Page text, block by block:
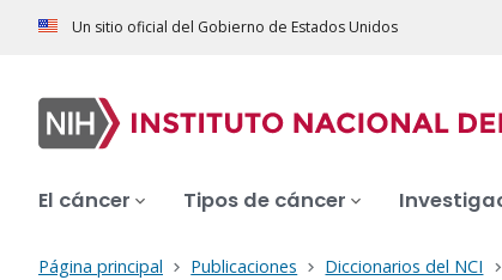
Un sitio oficial del Gobierno de Estados Unidos
El cáncer Tipos de cáncer
Página principal Publicaciones Diccionarios del NCI